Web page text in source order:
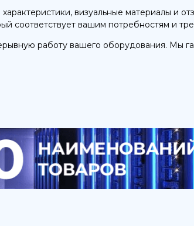
визуальные материалы и
соответствует вашим потребностям и
работу вашего оборудования. Мы